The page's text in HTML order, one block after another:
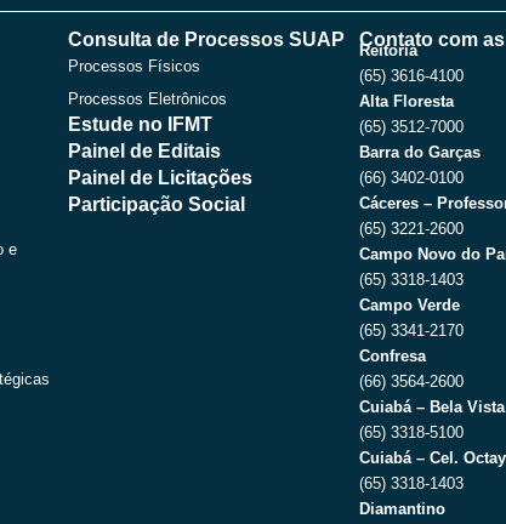
b
o
o
i
t
u
b
e
a
g
r
a
m
e
Consulta de Processos SUAP
Processos Físicos
Processos Eletrônicos
Estude no IFMT
Painel de Editais
Painel de Licitações
Participação Social
Contato com
Reitoria
(65) 3616-4100
Alta Floresta
(65) 3512-7000
Barra do Garças
(66) 3402-0100
Cáceres –
(65) 3221-2600
Campo Novo do
(65) 3318-1403
Campo Verde
(65) 3341-2170
Confresa
(66) 3564-2600
Cuiabá – Bela Vista
(65) 3318-5100
Cuiabá – Cel.
(65) 3318-1403
Diamantino